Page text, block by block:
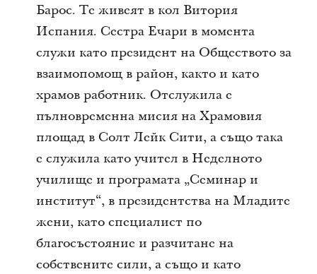
Барос. Те живеят в кол Витория
Испания. Сестра Ечари в момента
служи като президент на Обществото за
взаимопомощ в район, както и като
храмов работник. Отслужила е
пълновременна мисия на Храмовия
площад в Солт Лейк Сити, а също така
е служила като учител в Неделното
училище и програмата „Семинар и
институт“, в президентства на Младите
жени, като специалист по
благосъстояние и разчитане на
собствените сили, а също и като